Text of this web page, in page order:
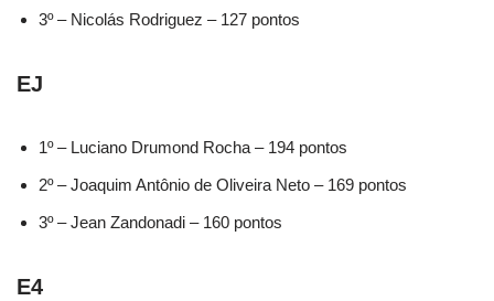
3º – Nicolás Rodriguez – 127 pontos
EJ
1º – Luciano Drumond Rocha – 194 pontos
2º – Joaquim Antônio de Oliveira Neto – 169 pontos
3º – Jean Zandonadi – 160 pontos
E4